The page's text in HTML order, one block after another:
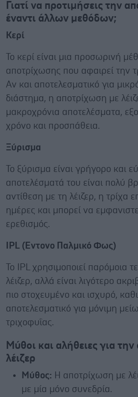
Γιατί να προτιμήσεις την
έναντι άλλων μεθόδων;
Κερί
Το κερί είναι μια προσωρινή
αποτρίχωσης που αφαιρεί την
Αν και αποτελεσματικό για
διάστημα, η αποτρίχωση με
μακροχρόνια αποτελέσματα,
χρόνο και προσπάθεια.
Ξύρισμα
Το ξύρισμα είναι γρήγορο και
αποτελέσματά του είναι πολύ
αντίθεση με τη λέιζερ, η τρίχα
ημέρες και μπορεί να
ερεθισμός.
IPL (Έντονο Παλμικό Φως)
Το IPL χρησιμοποιεί παρόμοια
λέιζερ, αλλά είναι λιγότερο
πιο στοχευμένο και ισχυρό,
αποτελεσματικό για μόνιμη
τριχοφυΐας.
Μύθοι και αλήθειες για
λέιζερ
Μύθος: Η αποτρίχωση με
με μία μόνο συνεδρία.